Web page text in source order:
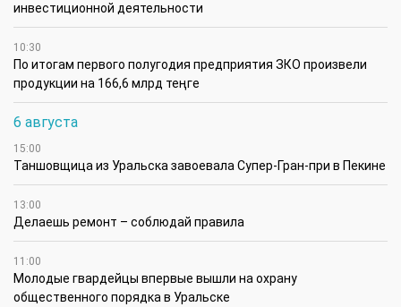
инвестиционной деятельности
10:30
По итогам первого полугодия предприятия ЗКО произвели
продукции на 166,6 млрд теңге
6 августа
15:00
Таншовщица из Уральска завоевала Супер-Гран-при в Пекине
13:00
Делаешь ремонт – соблюдай правила
11:00
Молодые гвардейцы впервые вышли на охрану
общественного порядка в Уральске